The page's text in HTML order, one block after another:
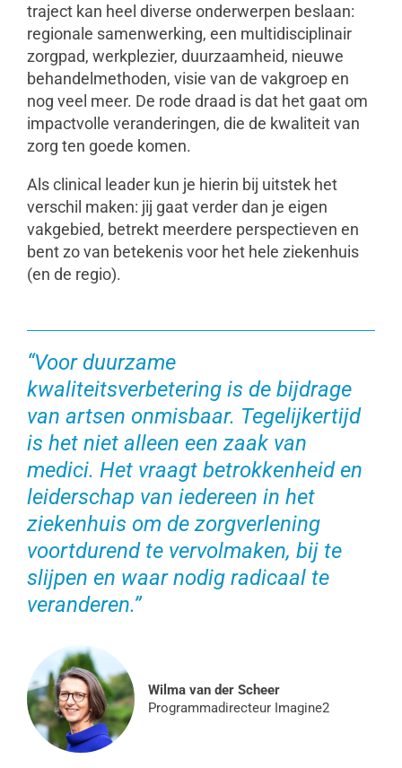
traject kan heel diverse onderwerpen beslaan:
regionale samenwerking, een multidisciplinair
zorgpad, werkplezier, duurzaamheid, nieuwe
behandelmethoden, visie van de vakgroep en
nog veel meer. De rode draad is dat het gaat om
impactvolle veranderingen, die de kwaliteit van
zorg ten goede komen.
Als clinical leader kun je hierin bij uitstek het
verschil maken: jij gaat verder dan je eigen
vakgebied, betrekt meerdere perspectieven en
bent zo van betekenis voor het hele ziekenhuis
(en de regio).
“Voor duurzame
kwaliteitsverbetering is de bijdrage
van artsen onmisbaar. Tegelijkertijd
is het niet alleen een zaak van
medici. Het vraagt betrokkenheid en
leiderschap van iedereen in het
ziekenhuis om de zorgverlening
voortdurend te vervolmaken, bij te
slijpen en waar nodig radicaal te
veranderen.”
Wilma van der Scheer
Programmadirecteur Imagine2